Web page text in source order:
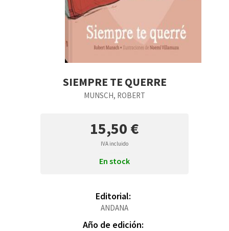
SIEMPRE TE QUERRE
MUNSCH, ROBERT
15,50 €
IVA incluido
En stock
Editorial:
ANDANA
Año de edición: